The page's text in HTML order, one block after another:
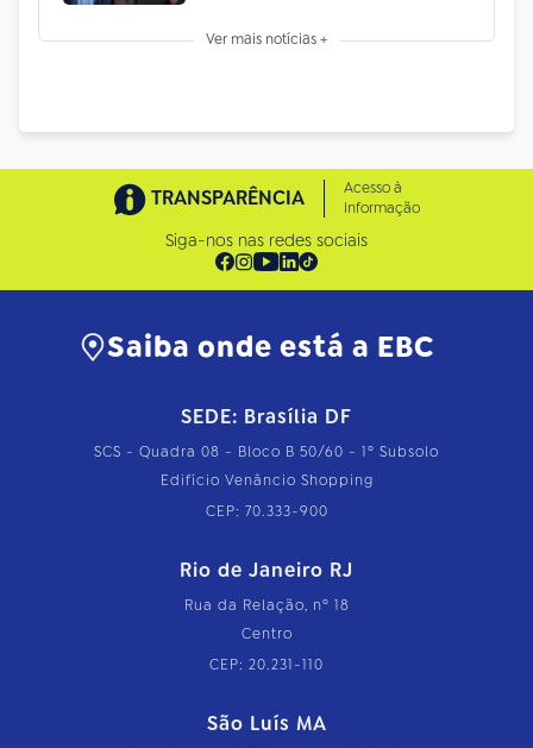
Ver mais notícias +
TRANSPARÊNCIA
Acesso à
Informação
Siga-nos nas redes sociais
Saiba onde está a EBC
SEDE: Brasília DF
SCS - Quadra 08 - Bloco B 50/60 - 1º Subsolo
Edifício Venâncio Shopping
CEP: 70.333-900
Rio de Janeiro RJ
Rua da Relação, nº 18
Centro
CEP: 20.231-110
São Luís MA